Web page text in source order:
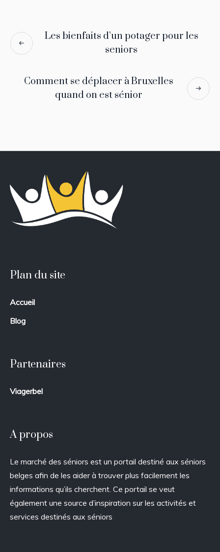
Les bienfaits d’un potager pour les
seniors
Comment se déplacer à Bruxelles
quand on est sénior
Plan du site
Accueil
Blog
Partenaires
Viagerbel
A propos
Le marché des séniors est un portail destiné aux séniors
belges afin de les aider à trouver plus facilement les
informations qu’ils cherchent. Ce portail se veut
également une source d’inspiration sur les activités et
services destinés aux séniors